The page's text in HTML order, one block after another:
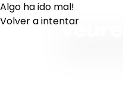
Your Company
Algo ha ido mal!
Volver a intentar